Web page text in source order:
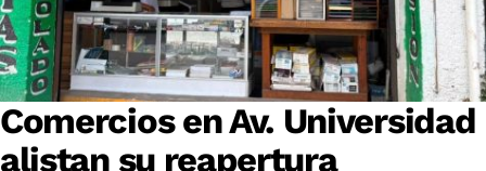
Comercios en Av. Universidad
alistan su reapertura